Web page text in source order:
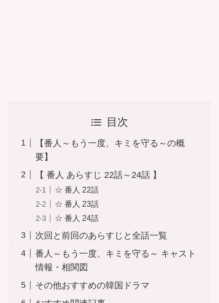
目次
【番人～もう一度、キミを守る～の概
要】
【 番人 あらすじ 22話～24話 】
☆ 番人 22話
☆ 番人 23話
☆ 番人 24話
次回と前回のあらすじと全話一覧
番人～もう一度、キミを守る～ キャスト
情報・相関図
その他おすすめの韓国ドラマ